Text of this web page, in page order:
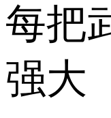
每把
强大